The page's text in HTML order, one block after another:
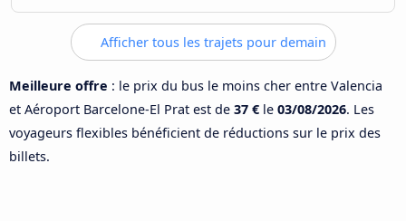
Afficher tous les trajets pour demain
Meilleure offre : le prix du bus le moins cher entre Valencia
et Aéroport Barcelone-El Prat est de 37 € le 03/08/2026. Les
voyageurs flexibles bénéficient de réductions sur le prix des
billets.